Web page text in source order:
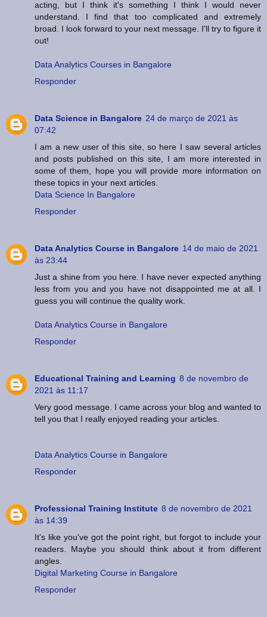
acting, but I think it's something I think I would never
understand. I find that too complicated and extremely
broad. I look forward to your next message. I'll try to figure it
out!
Data Analytics Courses in Bangalore
Responder
Data Science in Bangalore 24 de março de 2021 às
07:42
I am a new user of this site, so here I saw several articles
and posts published on this site, I am more interested in
some of them, hope you will provide more information on
these topics in your next articles.
Data Science In Bangalore
Responder
Data Analytics Course in Bangalore 14 de maio de 2021
às 23:44
Just a shine from you here. I have never expected anything
less from you and you have not disappointed me at all. I
guess you will continue the quality work.
Data Analytics Course in Bangalore
Responder
Educational Training and Learning 8 de novembro de
2021 às 11:17
Very good message. I came across your blog and wanted to
tell you that I really enjoyed reading your articles.
Data Analytics Course in Bangalore
Responder
Professional Training Institute 8 de novembro de 2021
às 14:39
It's like you've got the point right, but forgot to include your
readers. Maybe you should think about it from different
angles.
Digital Marketing Course in Bangalore
Responder